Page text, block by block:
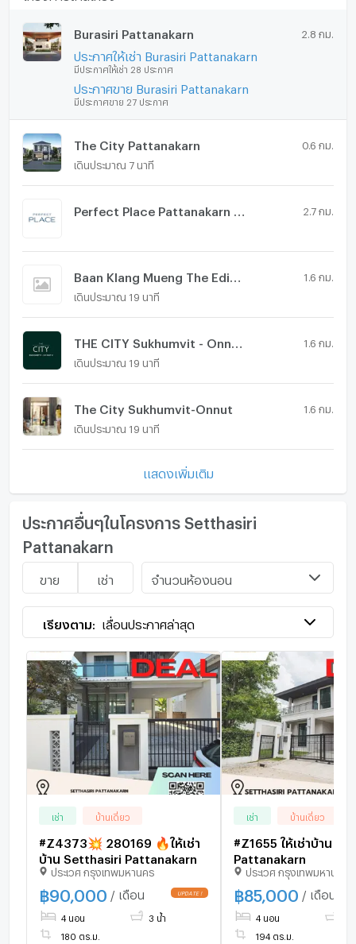
Burasiri Pattanakarn 2.8 กม.
ประกาศให้เช่า Burasiri Pattanakarn
มีประกาศให้เช่า 28 ประกาศ
ประกาศขาย Burasiri Pattanakarn
มีประกาศขาย 27 ประกาศ
The City Pattanakarn 0.6 กม.
เดินประมาณ 7 นาที
2.7 กม.
1.6 กม.
เดินประมาณ 19 นาที
1.6 กม.
เดินประมาณ 19 นาที
The City Sukhumvit-Onnut 1.6 กม.
เดินประมาณ 19 นาที
แสดงเพิ่มเติม
ประกาศอื่นๆในโครงการ Setthasiri
Pattanakarn
ขาย เช่า จำนวนห้องนอน
เรียงตาม: เลื่อนประกาศล่าสุด
เช่า บ้านเดี่ยว
#Z4373💥 280169 🔥ให้เช่า
บ้าน Setthasiri Pattanakarn
ประเวศ กรุงเทพมหานคร
฿90,000 / เดือน
4 นอน 3 น้ำ
180 ตร.ม.
เช่า บ้านเดี่ยว
#Z1655 ให้เช่าบ้าน
Pattanakarn
ประเวศ กรุงเทพมหานคร
฿85,000 / เดือน
4 นอน
194 ตร.ม.